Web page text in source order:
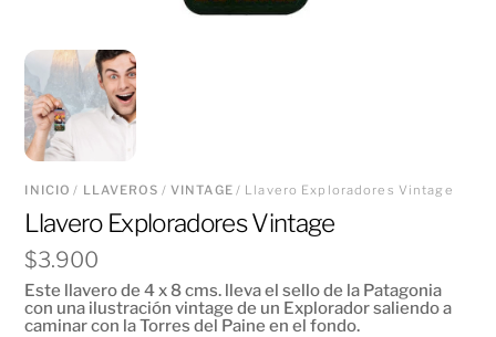
INICIO / LLAVEROS / VINTAGE/ Llavero Exploradores Vintage
Llavero Exploradores Vintage
$3.900
Este llavero de 4 x 8 cms. lleva el sello de la Patagonia
con una ilustración vintage de un Explorador saliendo a
caminar con la Torres del Paine en el fondo.